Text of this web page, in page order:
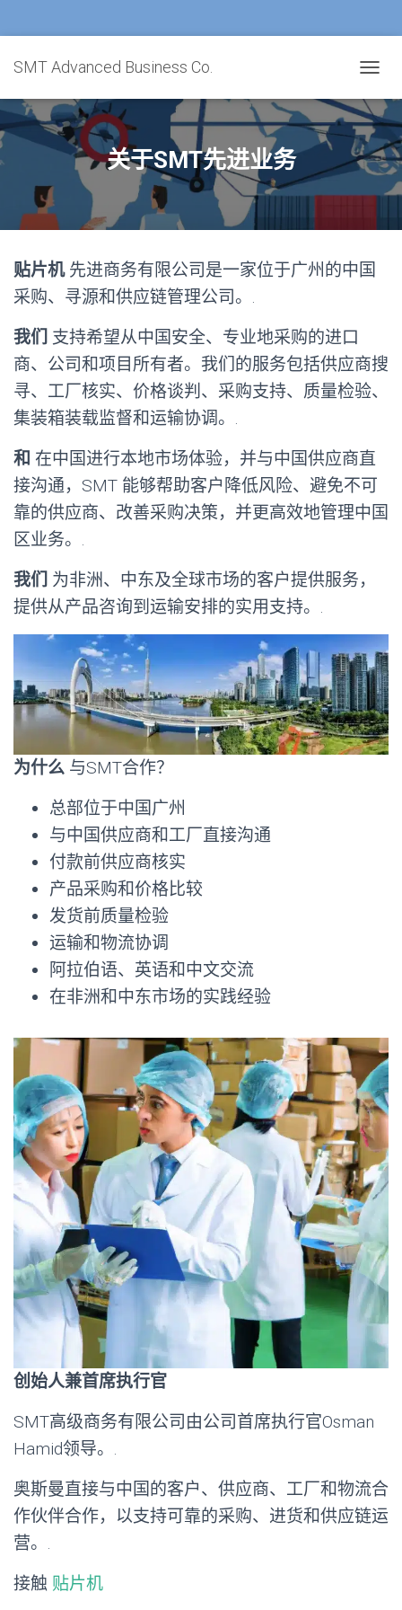
SMT Advanced Business Co.
换
导
航
关于SMT先进业务
贴片机先进商务有限公司是一家位于广州的中国
采购、寻源和供应链管理公司。.
我们 支持希望从中国安全、专业地采购的进口
商、公司和项目所有者。我们的服务包括供应商搜
寻、工厂核实、价格谈判、采购支持、质量检验、
集装箱装载监督和运输协调。.
和 在中国进行本地市场体验，并与中国供应商直
接沟通，SMT 能够帮助客户降低风险、避免不可
靠的供应商、改善采购决策，并更高效地管理中国
区业务。.
我们 为非洲、中东及全球市场的客户提供服务，
提供从产品咨询到运输安排的实用支持。.
为什么 与SMT合作？
总部位于中国广州
与中国供应商和工厂直接沟通
付款前供应商核实
产品采购和价格比较
发货前质量检验
运输和物流协调
阿拉伯语、英语和中文交流
在非洲和中东市场的实践经验
创始人兼首席执行官
SMT高级商务有限公司由公司首席执行官Osman
Hamid领导。.
奥斯曼直接与中国的客户、供应商、工厂和物流合
作伙伴合作，以支持可靠的采购、进货和供应链运
营。.
接触 贴片机